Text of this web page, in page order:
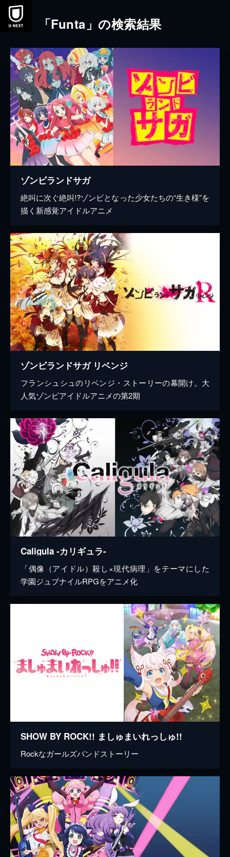
本文へスキップ
「Funta」の検索結果
ゾンビランドサガ
絶叫に次ぐ絶叫!?ゾンビとなった少女たちの“生き様”を
描く新感覚アイドルアニメ
ゾンビランドサガ リベンジ
フランシュシュのリベンジ・ストーリーの幕開け。大
人気ゾンビアイドルアニメの第2期
Caligula -カリギュラ-
「偶像（アイドル）殺し×現代病理」をテーマにした
学園ジュブナイルRPGをアニメ化
SHOW BY ROCK!! ましゅまいれっしゅ!!
Rockなガールズバンドストーリー